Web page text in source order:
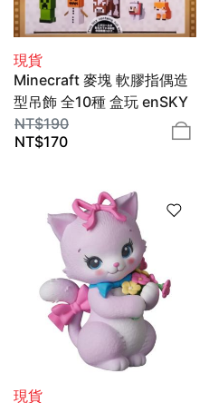
現貨
Minecraft 麥塊 軟膠指偶造
型吊飾 全10種 盒玩 enSKY
NT$190
NT$170
現貨